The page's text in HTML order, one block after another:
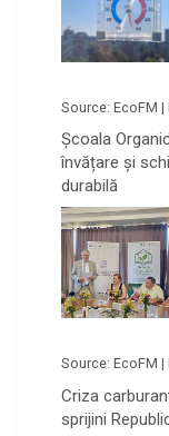
Source: EcoFM |
Școala
învățare și
durabilă
Source: EcoFM |
Criza
sprijini